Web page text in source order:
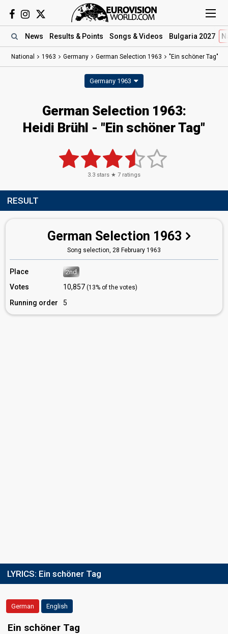
News Results & Points Songs & Videos Bulgaria 2027
National 1963 Germany German Selection 1963 "Ein schöner Tag"
Germany 1963
German Selection 1963:
Heidi Brühl - "Ein schöner Tag"
3.3 stars ★ 7 ratings
RESULT
German Selection 1963
Song selection, 28 February 1963
Place 2nd
Votes 10,857 (13% of the votes)
Running order 5
LYRICS: Ein schöner Tag
German English
Ein schöner Tag